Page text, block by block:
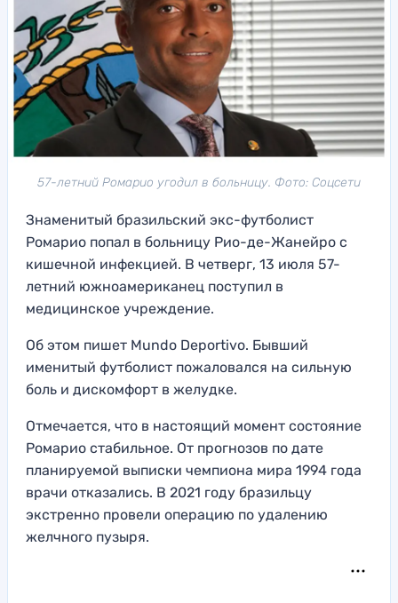
57-летний Ромарио угодил в больницу. Фото: Соцсети
Знаменитый бразильский экс-футболист
Ромарио попал в больницу Рио-де-Жанейро с
кишечной инфекцией. В четверг, 13 июля 57-
летний южноамериканец поступил в
медицинское учреждение.
Об этом пишет Mundo Deportivo. Бывший
именитый футболист пожаловался на сильную
боль и дискомфорт в желудке.
Отмечается, что в настоящий момент состояние
Ромарио стабильное. От прогнозов по дате
планируемой выписки чемпиона мира 1994 года
врачи отказались. В 2021 году бразильцу
экстренно провели операцию по удалению
желчного пузыря.